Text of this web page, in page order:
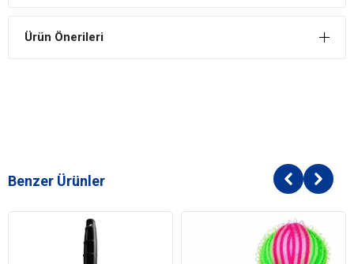
edilebilir güvenli içeriğe sahip üründür.
Ürün Önerileri
Benzer Ürünler